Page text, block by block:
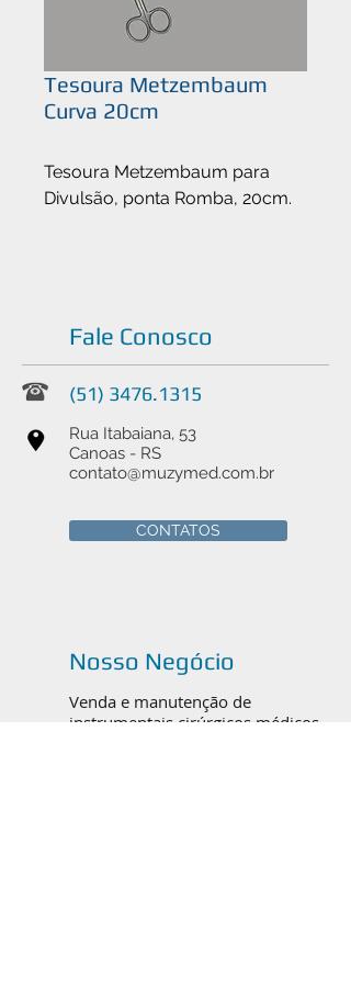
Tesoura Metzembaum
Curva 20cm
Tesoura Metzembaum para
Divulsão, ponta Romba, 20cm.
Fale Conosco
(51) 3476.1315
Rua Itabaiana, 53
Canoas - RS
contato@muzymed.com.br
Nosso Negócio
Venda e manutenção de
instrumentais cirúrgicos médicos,
CONTATOS